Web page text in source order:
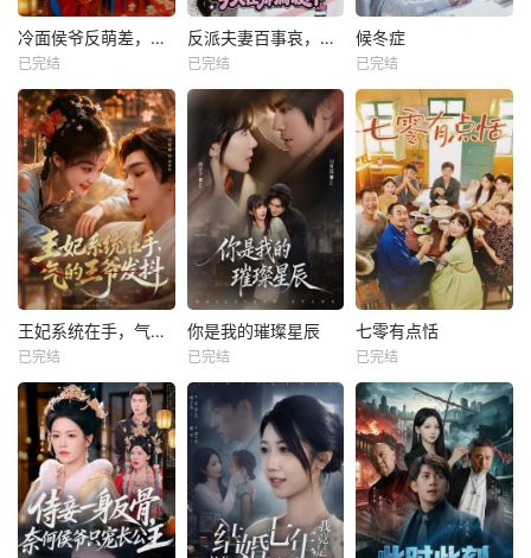
冷面侯爷反萌差，独宠作精继室啦
已完结
反派夫妻百事哀，今天在哪搞破坏
已完结
候冬症
已完结
王妃系统在手，气的王爷发抖
已完结
你是我的璀璨星辰
已完结
七零有点恬
已完结